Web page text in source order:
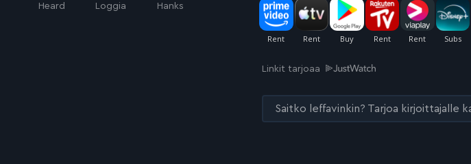
Heard
Loggia
Hanks
Linkit tarjoaa
Saitko leffavinkin? Tarjoa kirjoittajalle